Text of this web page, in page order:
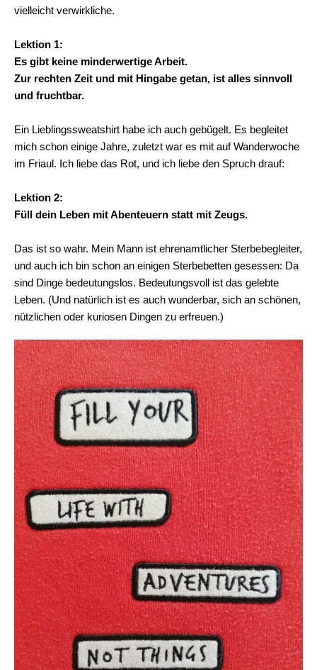
vielleicht verwirkliche.
Lektion 1:
Es gibt keine minderwertige Arbeit.
Zur rechten Zeit und mit Hingabe getan, ist alles sinnvoll
und fruchtbar.
Ein Lieblingssweatshirt habe ich auch gebügelt. Es begleitet
mich schon einige Jahre, zuletzt war es mit auf Wanderwoche
im Friaul. Ich liebe das Rot, und ich liebe den Spruch drauf:
Lektion 2:
Füll dein Leben mit Abenteuern statt mit Zeugs.
Das ist so wahr. Mein Mann ist ehrenamtlicher Sterbebegleiter,
und auch ich bin schon an einigen Sterbebetten gesessen: Da
sind Dinge bedeutungslos. Bedeutungsvoll ist das gelebte
Leben. (Und natürlich ist es auch wunderbar, sich an schönen,
nützlichen oder kuriosen Dingen zu erfreuen.)